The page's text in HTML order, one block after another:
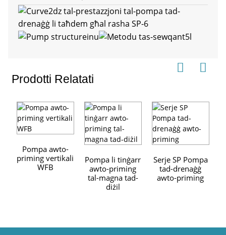
Prodotti Relatati
Pompa awto-
priming vertikali
WFB
Pompa li tinġarr
awto-priming
tal-magna tad-
diżil
Serje SP Pompa
tad-drenaġġ
awto-priming